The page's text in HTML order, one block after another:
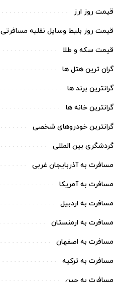
قیمت روز ارز
قیمت روز بلیط وسایل نقلیه مسافرتی
قیمت سکه و طلا
گران ترین هتل ها
گرانترین برند ها
گرانترین خانه ها
گرانترین خودروهای شخصی
گردشگری بین المللی
مسافرت به آذربایجان غربی
مسافرت به آمریکا
مسافرت به اردبیل
مسافرت به ارمنستان
مسافرت به اصفهان
مسافرت به ترکیه